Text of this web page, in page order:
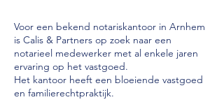
Voor een bekend notariskantoor in Arnhem
is Calis & Partners op zoek naar een
notarieel medewerker met al enkele jaren
ervaring op het vastgoed.
Het kantoor heeft een bloeiende vastgoed
en familierechtpraktijk.